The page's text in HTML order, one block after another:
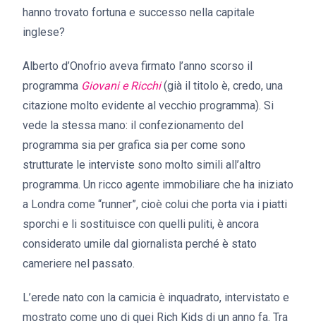
hanno trovato fortuna e successo nella capitale
inglese?
Alberto d’Onofrio aveva firmato l’anno scorso il
programma Giovani e Ricchi (già il titolo è, credo, una
citazione molto evidente al vecchio programma). Si
vede la stessa mano: il confezionamento del
programma sia per grafica sia per come sono
strutturate le interviste sono molto simili all’altro
programma. Un ricco agente immobiliare che ha iniziato
a Londra come “runner”, cioè colui che porta via i piatti
sporchi e li sostituisce con quelli puliti, è ancora
considerato umile dal giornalista perché è stato
cameriere nel passato.
L’erede nato con la camicia è inquadrato, intervistato e
mostrato come uno di quei Rich Kids di un anno fa. Tra